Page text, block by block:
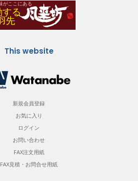
This website
新規会員登録
お気に入り
ログイン
お問い合わせ
FAX注文用紙
FAX見積・お問合せ用紙